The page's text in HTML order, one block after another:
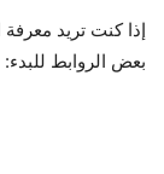
إذا كنت تريد
بعض الروابط للبدء: